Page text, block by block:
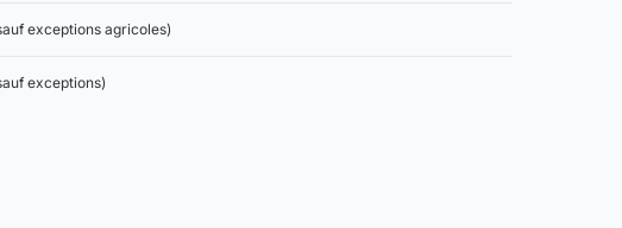
exceptions agricoles)
exceptions)